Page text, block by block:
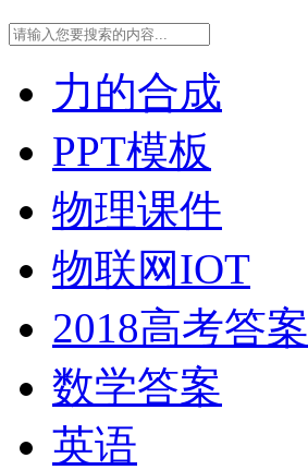
力的合成
PPT模板
物理课件
物联网IOT
2018高考答案
数学答案
英语